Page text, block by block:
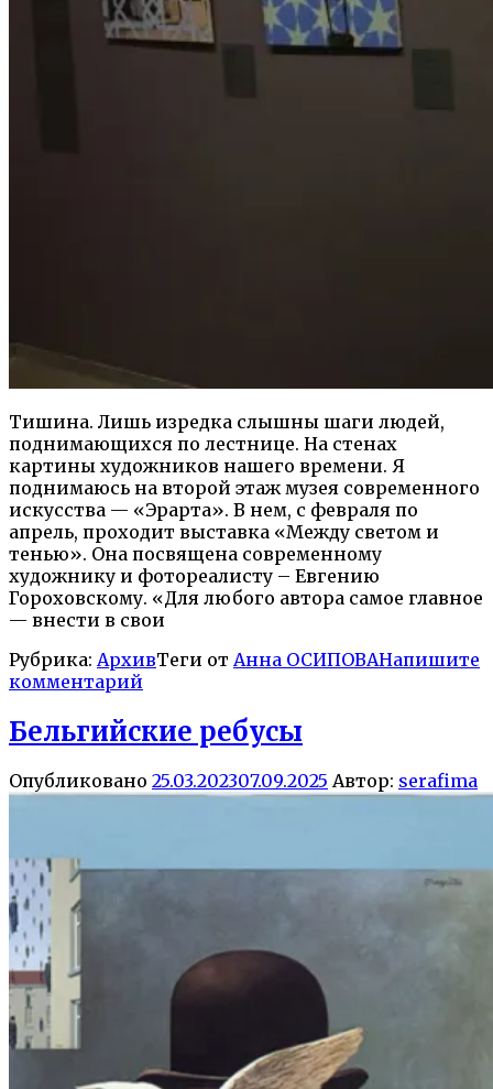
Тишина. Лишь изредка слышны шаги людей,
поднимающихся по лестнице. На стенах
картины художников нашего времени. Я
поднимаюсь на второй этаж музея современного
искусства — «Эрарта». В нем, с февраля по
апрель, проходит выставка «Между светом и
тенью». Она посвящена современному
художнику и фотореалисту – Евгению
Гороховскому. «Для любого автора самое главное
— внести в свои
Рубрика: АрхивТеги от Анна ОСИПОВАНапишите
комментарий
Бельгийские ребусы
Опубликовано 25.03.202307.09.2025 Автор: serafima